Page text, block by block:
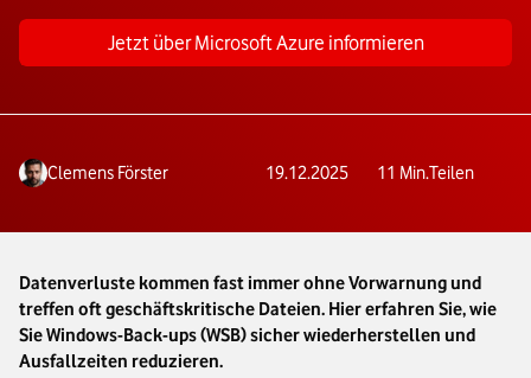
Jetzt über Microsoft Azure informieren
Clemens Förster 19.12.2025 11 Min.Teilen
Datenverluste kommen fast immer ohne Vorwarnung und
treffen oft geschäftskritische Dateien. Hier erfahren Sie, wie
Sie Windows-Back-ups (WSB) sicher wiederherstellen und
Ausfallzeiten reduzieren.